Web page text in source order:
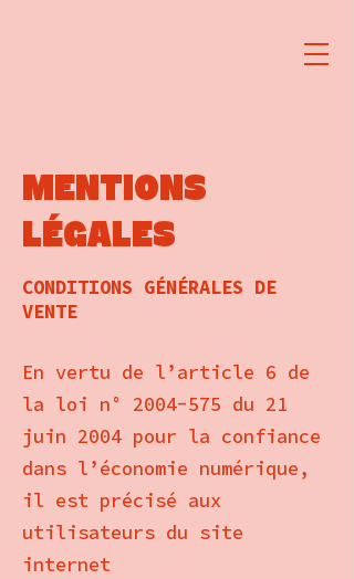
MENTIONS
LÉGALES
CONDITIONS GÉNÉRALES DE
VENTE
En vertu de l’article 6 de
la loi n° 2004-575 du 21
juin 2004 pour la confiance
dans l’économie numérique,
il est précisé aux
utilisateurs du site
internet